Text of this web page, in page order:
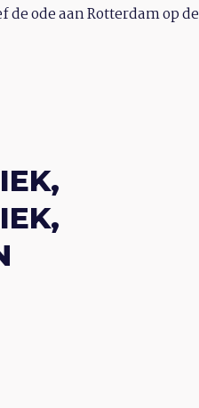
de ode aan Rotterdam op de